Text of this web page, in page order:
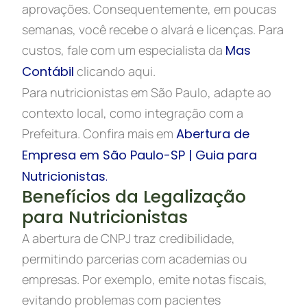
aprovações. Consequentemente, em poucas
semanas, você recebe o alvará e licenças. Para
custos, fale com um especialista da Mas
Contábil clicando aqui.
Para nutricionistas em São Paulo, adapte ao
contexto local, como integração com a
Prefeitura. Confira mais emAbertura de
Empresa em São Paulo-SP | Guia para
Nutricionistas.
Benefícios da Legalização
para Nutricionistas
A abertura de CNPJ traz credibilidade,
permitindo parcerias com academias ou
empresas. Por exemplo, emite notas fiscais,
evitando problemas com pacientes